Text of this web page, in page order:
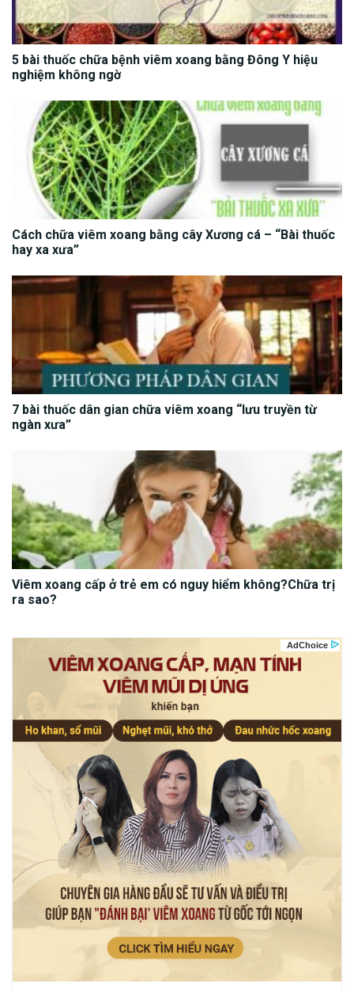
5 bài thuốc chữa bệnh viêm xoang bằng Đông Y hiệu
nghiệm không ngờ
Cách chữa viêm xoang bằng cây Xương cá – “Bài thuốc
hay xa xưa”
7 bài thuốc dân gian chữa viêm xoang “lưu truyền từ
ngàn xưa”
Viêm xoang cấp ở trẻ em có nguy hiểm không?Chữa trị
ra sao?